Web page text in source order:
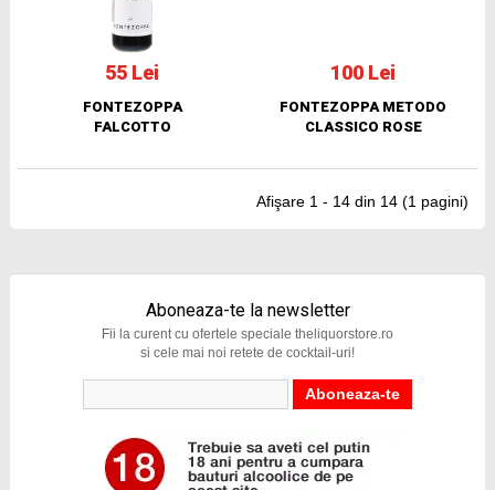
55 Lei
FONTEZOPPA
FALCOTTO
100 Lei
FONTEZOPPA METODO
CLASSICO ROSE
Afişare 1 - 14 din 14 (1 pagini)
Aboneaza-te la newsletter
Fii la curent cu ofertele speciale theliquorstore.ro
si cele mai noi retete de cocktail-uri!